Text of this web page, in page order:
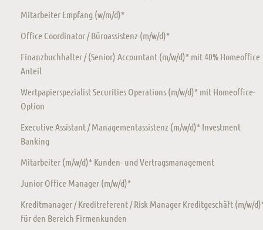
Mitarbeiter Empfang (w/m/d)*
Office Coordinator / Büroassistenz (m/w/d)*
Finanzbuchhalter / (Senior) Accountant (m/w/d)* mit 40% Homeoffice
Anteil
Wertpapierspezialist Securities Operations (m/w/d)* mit Homeoffice-
Option
Executive Assistant / Managementassistenz (m/w/d)* Investment
Banking
Mitarbeiter (m/w/d)* Kunden- und Vertragsmanagement
Junior Office Manager (m/w/d)*
Kreditmanager / Kreditreferent / Risk Manager Kreditgeschäft (m/w/
für den Bereich Firmenkunden